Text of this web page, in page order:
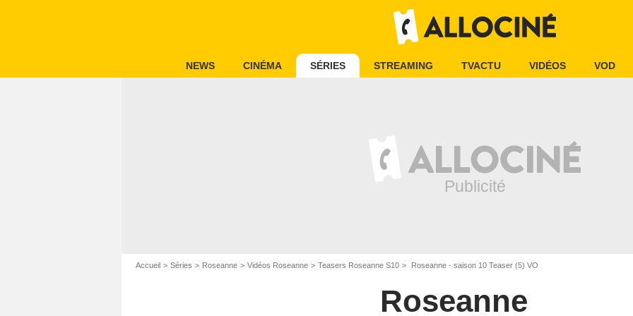
NEWS CINÉMA SÉRIES STREAMING TVACTU VIDÉOS VOD
Accueil Séries Roseanne Vidéos Roseanne Teasers Roseanne S10 Roseanne - saison 10 Teaser (5) VO
Roseanne